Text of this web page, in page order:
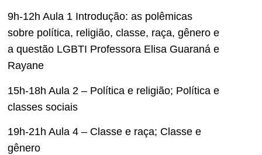
9h-12h Aula 1 Introdução: as polêmicas
sobre política, religião, classe, raça, gênero e
a questão LGBTI Professora Elisa Guaraná e
Rayane
15h-18h Aula 2 – Política e religião; Política e
classes sociais
19h-21h Aula 4 – Classe e raça; Classe e
gênero